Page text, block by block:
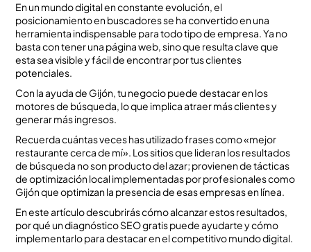
En un mundo digital en constante evolución, el
posicionamiento en buscadores se ha convertido en una
herramienta indispensable para todo tipo de empresa. Ya no
basta con tener una página web, sino que resulta clave que
esta sea visible y fácil de encontrar por tus clientes
potenciales.
Con la ayuda de Gijón, tu negocio puede destacar en los
motores de búsqueda, lo que implica atraer más clientes y
generar más ingresos.
Recuerda cuántas veces has utilizado frases como «mejor
restaurante cerca de mí». Los sitios que lideran los resultados
de búsqueda no son producto del azar; provienen de tácticas
de optimización local implementadas por profesionales como
Gijón que optimizan la presencia de esas empresas en línea.
En este artículo descubrirás cómo alcanzar estos resultados,
por qué un diagnóstico SEO gratis puede ayudarte y cómo
implementarlo para destacar en el competitivo mundo digital.